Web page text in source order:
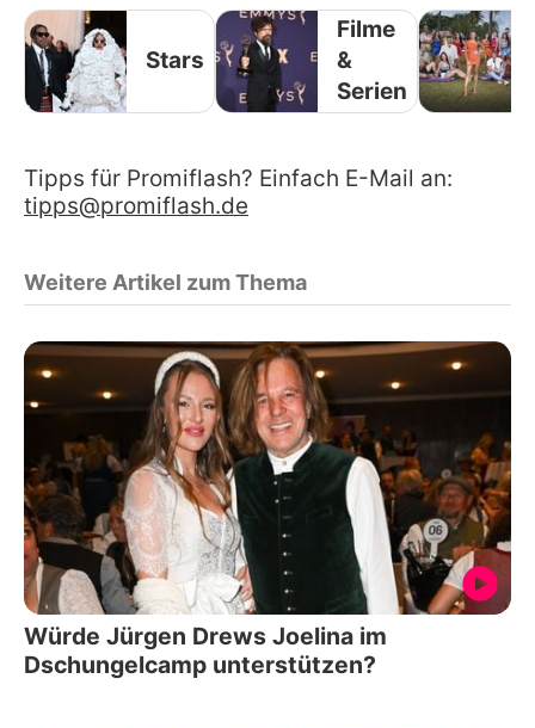
Stars
Filme
&
Serien
Tipps für Promiflash? Einfach E-Mail an:
tipps@promiflash.de
Weitere Artikel zum Thema
Würde Jürgen Drews Joelina im
Dschungelcamp unterstützen?